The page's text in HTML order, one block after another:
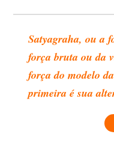
Satyagraha, ou a
força bruta ou da
força do modelo
primeira é sua